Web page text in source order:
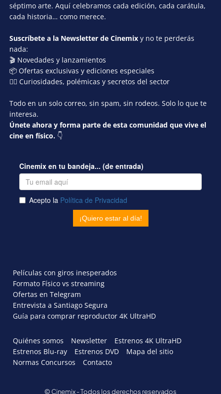
séptimo arte. Aquí celebramos cada edición, cada carátula,
cada historia… como merece.
Suscríbete a la Newsletter de Cinemix y no te perderás
nada:
🎬 Novedades y lanzamientos
📦 Ofertas exclusivas y ediciones especiales
🕵️‍♂️ Curiosidades, polémicas y secretos del sector
Todo en un solo correo, sin spam, sin rodeos. Solo lo que te
interesa.
Únete ahora y forma parte de esta comunidad que vive el
cine en físico. 👇
Películas con giros inesperados
Formato Físico vs streaming
Ofertas en Telegram
Entrevista a Santiago Segura
Guía para comprar reproductor 4K UltraHD
Quiénes somos Newsletter
Estrenos 4K UltraHD
Estrenos Blu-ray
Estrenos DVD
Mapa del sitio
Normas Concursos
Contacto
© Cinemix - Todos los derechos reservados